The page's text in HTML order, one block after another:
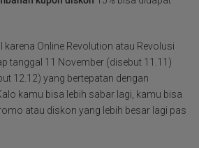
karena Online Revolution atau Revolusi
tanggal 11 November (disebut 11.11)
12.12) yang bertepatan dengan
kamu bisa lebih sabar lagi, kamu bisa
atau diskon yang lebih besar lagi pas